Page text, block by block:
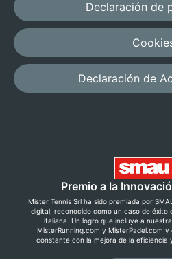
Declaración de
Declaración de
Premio a la
Mister Tennis Srl ha sido premiada por
digital, reconocido como un caso de éxito
italiana. Un logro que incluye a
MisterRunning.com y MisterPadel.com
constante con la mejora de la eficiencia